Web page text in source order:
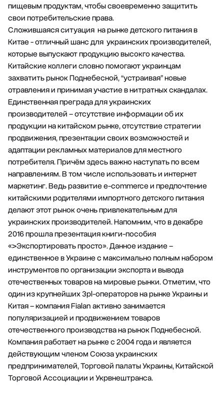
пищевым продуктам, чтобы своевременно защитить
свои потребительские права.
Сложившаяся ситуация на рынке детского питания в
Китае - отличный шанс для украинских производителей,
которые выпускают продукцию высокго качества.
Китайские коллеги словно помогают украинцам
захватить рынок Поднебесной, “устраивая” новые
отравления и принимая участие в нитратных скандалах.
Единственная преграда для украинских
производителей – отсутствие информации об их
продукции на китайском рынке, отсутствие стратегии
продвижения, презентации своих возможностей и
адаптации рекламных материалов для местного
потребителя. Причём здесь важно наступать по всем
направлениям. В том числе использовать и интернет
маркетинг. Ведь развитие e-commerce и предпочтение
китайскими родителями импортного детского питания
делают этот рынок очень привлекательным для
украинских производителей. Напомним, что в декабре
2016 прошла презентация книги-пособия
«>Экспортировать просто». Данное издание –
единственное в Украине с максимально полным набором
инструментов по организации экспорта и вывода
отечественных товаров на мировые рынки. Отметим, что
один из крупнейших 3pl-операторов на рынке Украины и
Китая –компания Fialanактивно занимается
популяризацией и продвижением товаров
отечественного производства на рынок Поднебесной.
Компания работает на рынке с 2004 года и является
действующим членом Союза украинских
предпринимателей, Торговой палаты Украины, Китайской
Торговой Ассоциации и Укрвнештранса.